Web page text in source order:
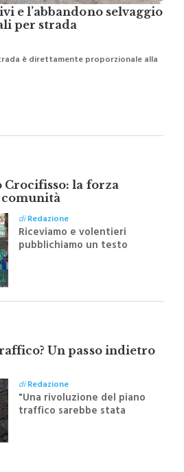
e l’abbandono selvaggio
per strada
la forza
comunità
diRedazione
Riceviamo e volentieri
Sapienza all'indomani della
Un passo indietro
diRedazione
"Una rivoluzione del piano